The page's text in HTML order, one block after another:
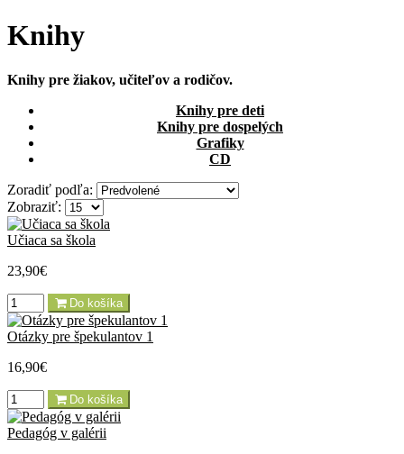
Knihy
Knihy pre žiakov, učiteľov a rodičov.
Knihy pre deti
Knihy pre dospelých
Grafiky
CD
Zoradiť podľa:
Zobraziť:
Učiaca sa škola
23,90€
Do košíka
Otázky pre špekulantov 1
16,90€
Do košíka
Pedagóg v galérii